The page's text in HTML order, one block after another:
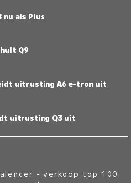
nu als Plus
Q9
uitrusting A6 e-tron uit
uitrusting Q3 uit
-verkoop top 100